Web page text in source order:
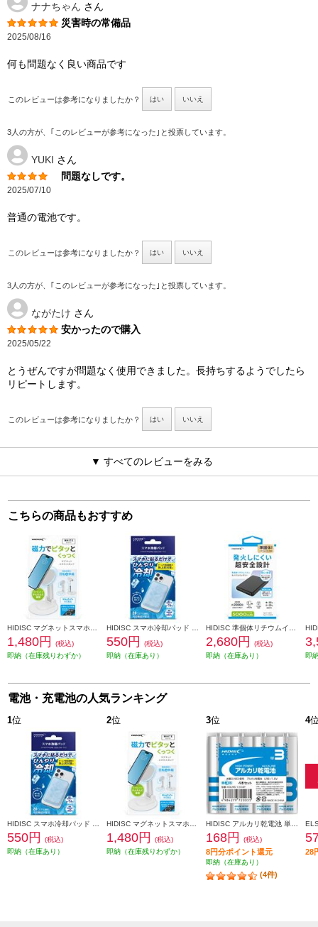
ナナちゃん さん
災害時の常備品
2025/08/16
何も問題なく良い商品です
このレビューは参考になりましたか？ はい いいえ
3人の方が、｢このレビューが参考になった｣と投票しています。
YUKI さん
問題なしです。
2025/07/10
普通の電池です。
このレビューは参考になりましたか？ はい いいえ
3人の方が、｢このレビューが参考になった｣と投票しています。
ながたけ さん
安かったので購入
2025/05/22
とうぜんですが問題なく使用できました。長持ちするようでしたら
リピートします。
このレビューは参考になりましたか？ はい いいえ
▼ すべてのレビューをみる
こちらの商品もおすすめ
1,480円
(税込)
即納（在庫残りわずか）
550円
(税込)
即納（在庫あり）
2,680円
(税込)
即納（在庫あり）
即
電池・充電池の人気ランキング
1位
550円
(税込)
即納（在庫あり）
2位
1,480円
(税込)
即納（在庫残りわずか）
3位
168円 (税込)
8円分ポイント還元
即納（在庫あり）
(4件)
4
28